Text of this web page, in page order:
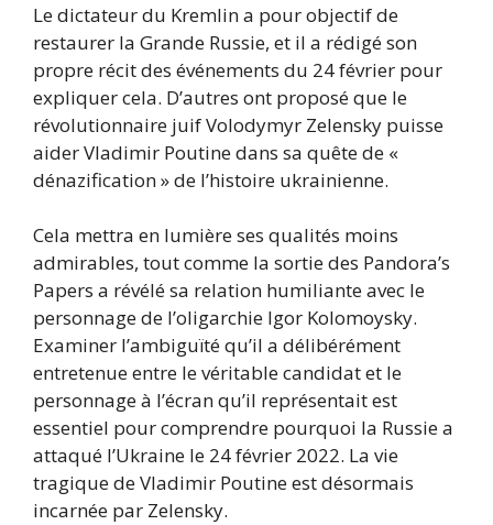
Le dictateur du Kremlin a pour objectif de
restaurer la Grande Russie, et il a rédigé son
propre récit des événements du 24 février pour
expliquer cela. D’autres ont proposé que le
révolutionnaire juif Volodymyr Zelensky puisse
aider Vladimir Poutine dans sa quête de «
dénazification » de l’histoire ukrainienne.
Cela mettra en lumière ses qualités moins
admirables, tout comme la sortie des Pandora’s
Papers a révélé sa relation humiliante avec le
personnage de l’oligarchie Igor Kolomoysky.
Examiner l’ambiguïté qu’il a délibérément
entretenue entre le véritable candidat et le
personnage à l’écran qu’il représentait est
essentiel pour comprendre pourquoi la Russie a
attaqué l’Ukraine le 24 février 2022. La vie
tragique de Vladimir Poutine est désormais
incarnée par Zelensky.